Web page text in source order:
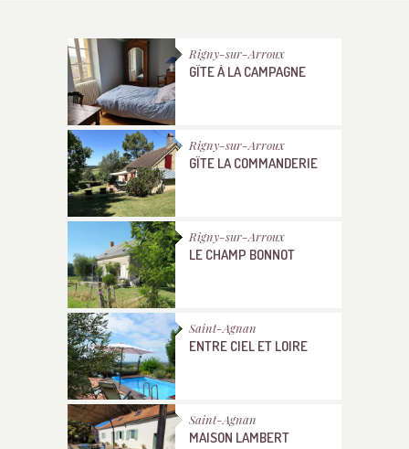
Rigny-sur-Arroux
GÎTE À LA CAMPAGNE
Rigny-sur-Arroux
GÎTE LA COMMANDERIE
Rigny-sur-Arroux
LE CHAMP BONNOT
Saint-Agnan
ENTRE CIEL ET LOIRE
Saint-Agnan
MAISON LAMBERT